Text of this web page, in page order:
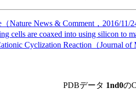
Nature News & Comment，2016/11/
cells are coaxed into using silicon to
Cyclization Reaction（Journal of
PDBデータ 1nd0の